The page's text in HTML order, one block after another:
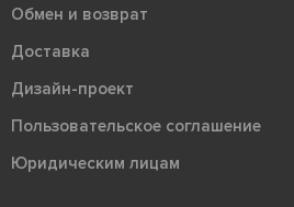
Обмен и возврат
Доставка
Дизайн-проект
Пользовательское соглашение
Юридическим лицам